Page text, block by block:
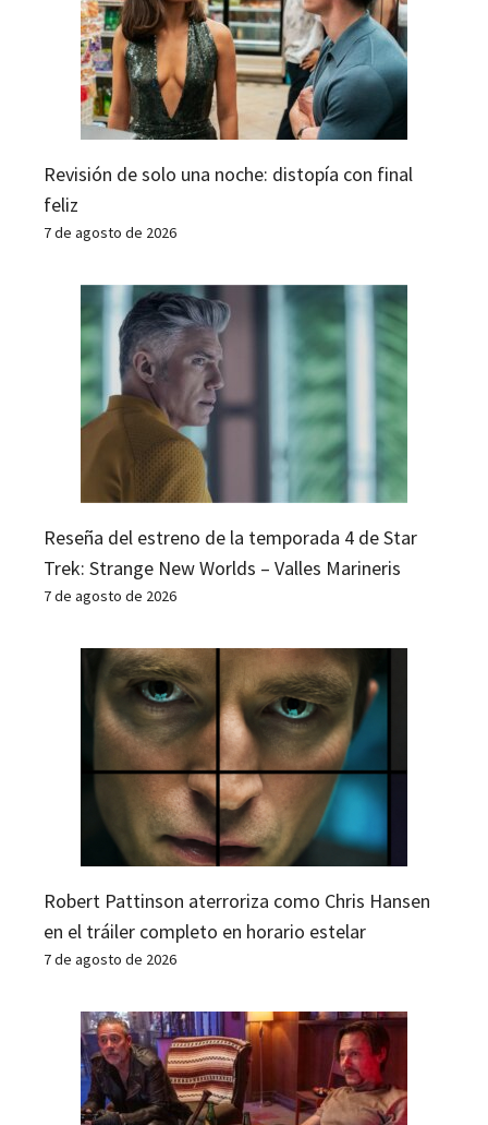
Revisión de solo una noche: distopía con final
feliz
7 de agosto de 2026
Reseña del estreno de la temporada 4 de Star
Trek: Strange New Worlds – Valles Marineris
7 de agosto de 2026
Robert Pattinson aterroriza como Chris Hansen
en el tráiler completo en horario estelar
7 de agosto de 2026